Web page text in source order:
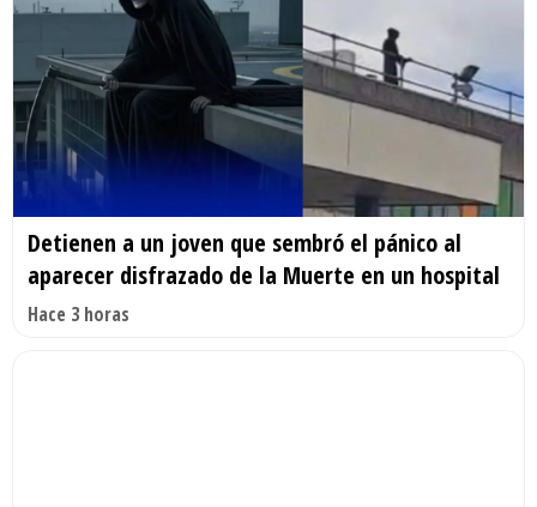
Detienen a un joven que sembró el pánico al
aparecer disfrazado de la Muerte en un hospital
Hace 3 horas